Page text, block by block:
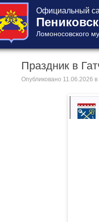
Официальный
Ломоносовского
Праздник в
Опубликовано 11.06.2026